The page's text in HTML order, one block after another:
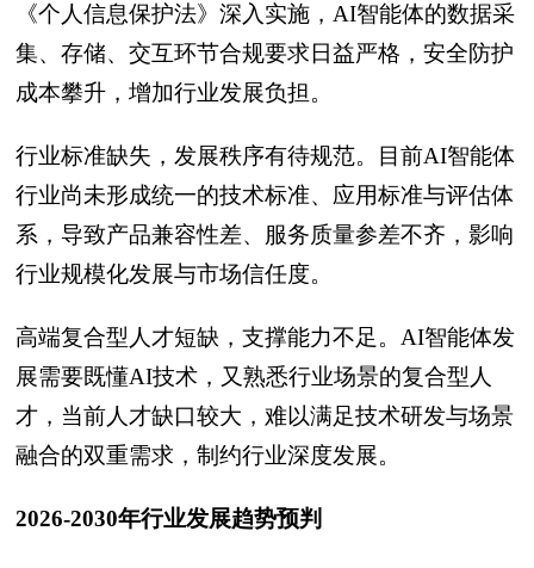
《个人信息保护法》深入实施，AI智能体的数据采
集、存储、交互环节合规要求日益严格，安全防护
成本攀升，增加行业发展负担。
行业标准缺失，发展秩序有待规范。目前AI智能体
行业尚未形成统一的技术标准、应用标准与评估体
系，导致产品兼容性差、服务质量参差不齐，影响
行业规模化发展与市场信任度。
高端复合型人才短缺，支撑能力不足。AI智能体发
展需要既懂AI技术，又熟悉行业场景的复合型人
才，当前人才缺口较大，难以满足技术研发与场景
融合的双重需求，制约行业深度发展。
2026-2030年行业发展趋势预判